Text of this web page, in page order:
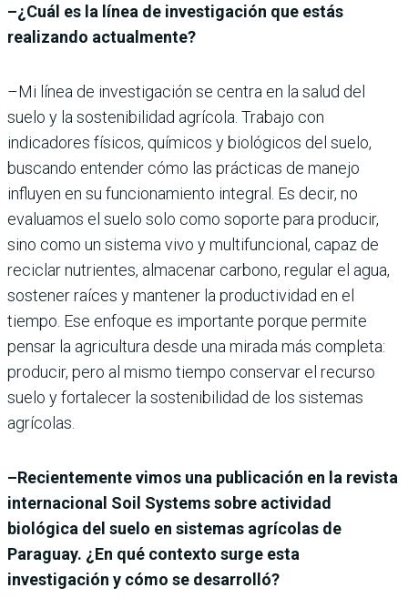
–¿Cuál es la línea de investigación que estás
realizando actualmente?
–Mi línea de investigación se centra en la salud del
suelo y la sostenibilidad agrícola. Trabajo con
indicadores físicos, químicos y biológicos del suelo,
buscando entender cómo las prácticas de manejo
influyen en su funcionamiento integral. Es decir, no
evaluamos el suelo solo como soporte para producir,
sino como un sistema vivo y multifuncional, capaz de
reciclar nutrientes, almacenar carbono, regular el agua,
sostener raíces y mantener la productividad en el
tiempo. Ese enfoque es importante porque permite
pensar la agricultura desde una mirada más completa:
producir, pero al mismo tiempo conservar el recurso
suelo y fortalecer la sostenibilidad de los sistemas
agrícolas.
–Recientemente vimos una publicación en la revista
internacional Soil Systems sobre actividad
biológica del suelo en sistemas agrícolas de
Paraguay. ¿En qué contexto surge esta
investigación y cómo se desarrolló?